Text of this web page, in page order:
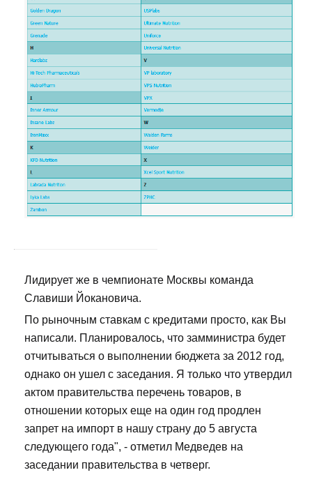
Лидирует же в чемпионате Москвы команда
Славиши Йокановича.
По рыночным ставкам с кредитами просто, как Вы
написали. Планировалось, что замминистра будет
отчитываться о выполнении бюджета за 2012 год,
однако он ушел с заседания. Я только что утвердил
актом правительства перечень товаров, в
отношении которых еще на один год продлен
запрет на импорт в нашу страну до 5 августа
следующего года", - отметил Медведев на
заседании правительства в четверг.